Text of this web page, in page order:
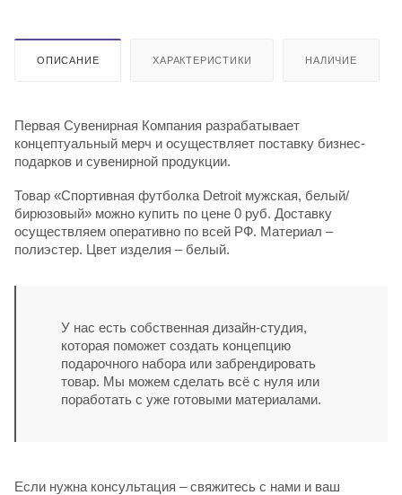
ОПИСАНИЕ ХАРАКТЕРИСТИКИ НАЛИЧИЕ
Первая Сувенирная Компания разрабатывает
концептуальный мерч и осуществляет поставку бизнес-
подарков и сувенирной продукции.
Товар «Спортивная футболка Detroit мужская, белый/
бирюзовый» можно купить по цене 0 руб. Доставку
осуществляем оперативно по всей РФ. Материал –
полиэстер. Цвет изделия – белый.
У нас есть собственная дизайн-студия,
которая поможет создать концепцию
подарочного набора или забрендировать
товар. Мы можем сделать всё с нуля или
поработать с уже готовыми материалами.
Если нужна консультация – свяжитесь с нами и ваш